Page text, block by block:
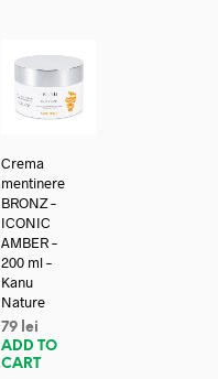
Crema
mentinere
BRONZ –
ICONIC
AMBER –
200 ml –
Kanu
Nature
79 lei
ADD TO
CART